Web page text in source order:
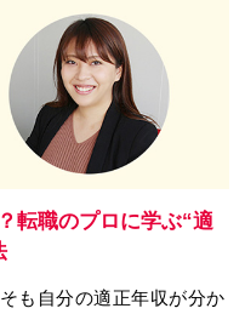
転職のプロに学ぶ“適
も自分の適正年収が分か